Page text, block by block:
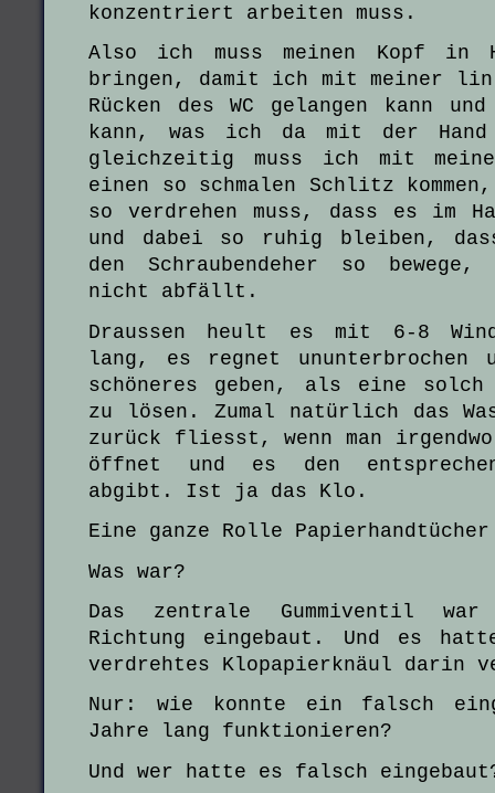
konzentriert arbeiten muss.
Also ich muss meinen Kopf in
bringen, damit ich mit meiner
Rücken des WC gelangen kann
kann, was ich da mit der
gleichzeitig muss ich mit
einen so schmalen Schlitz
so verdrehen muss, dass es im
und dabei so ruhig bleiben,
den Schraubendeher so
nicht abfällt.
Draussen heult es mit 6-8
lang, es regnet ununterbrochen
schöneres geben, als eine solch
zu lösen. Zumal natürlich das
zurück fliesst, wenn man
öffnet und es den
abgibt. Ist ja das Klo.
Eine ganze Rolle
Was war?
Das zentrale Gummiventil
Richtung eingebaut. Und es
verdrehtes Klopapierknäul darin
Nur: wie konnte ein falsch
Jahre lang funktionieren?
Und wer hatte es falsch